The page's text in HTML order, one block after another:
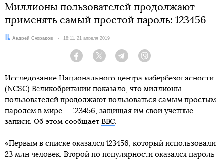
Миллионы пользователей продолжают
применять самый простой пароль: 123456
Автор:
Андрей Сухраков Дата:
18:11, 21 апреля 2019
Facebook Twitter Telegram
Исследование Национального центра кибербезопасности
(NCSC) Великобритании показало, что миллионы
пользователей продолжают пользоваться самым простым
паролем в мире — 123456, защищая им свои учетные
записи. Об этом сообщает BBC.
«Первым в списке оказался 123456, который использовали
23 млн человек. Второй по популярности оказался пароль